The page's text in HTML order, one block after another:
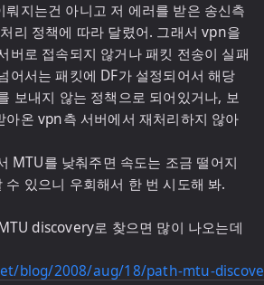
뤄지는건 아니고 저 에러를 받은 송신측
리 정책에 따라 달렸어. 그래서 vpn을
버로 접속되지 않거나 패킷 전송이 실패
어서는 패킷에 DF가 설정되어서 해당
보내지 않는 정책으로 되어있거나, 보
아온 vpn측 서버에서 재처리하지 않아
MTU를 낮춰주면 속도는 조금 떨어지
수 있으니 우회해서 한 번 시도해 봐.
discovery로 찾으면 많이 나오는데
blog/2008/aug/18/path-mtu-